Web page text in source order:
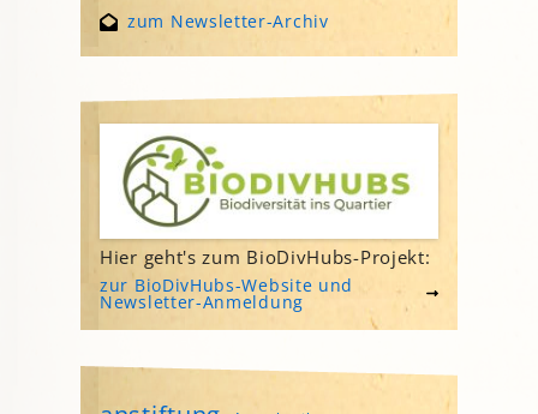
zum Newsletter-Archiv
Hier geht's zum BioDivHubs-Projekt:
zur BioDivHubs-Website und
Newsletter-Anmeldung